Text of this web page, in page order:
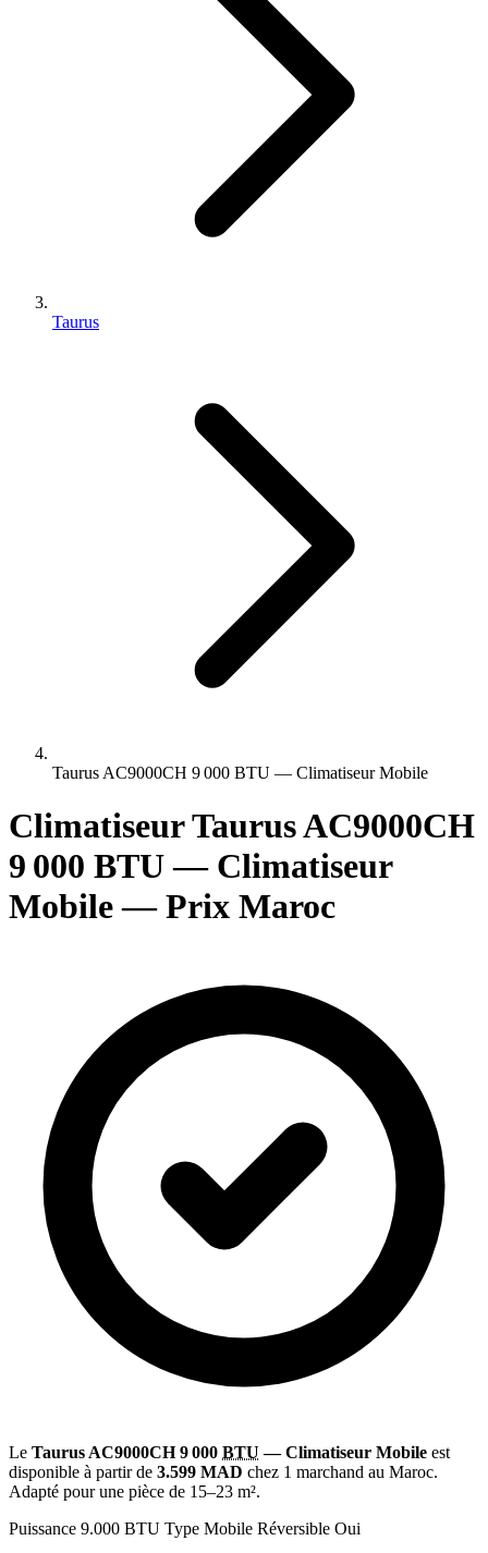
Taurus
Taurus AC9000CH 9 000 BTU — Climatiseur Mobile
Climatiseur Taurus AC9000CH
9 000 BTU — Climatiseur
Mobile — Prix Maroc
Le Taurus AC9000CH 9 000 BTU — Climatiseur Mobile est
disponible à partir de 3.599 MAD chez 1 marchand au Maroc.
Adapté pour une pièce de 15–23 m².
Puissance 9.000 BTU Type Mobile Réversible Oui